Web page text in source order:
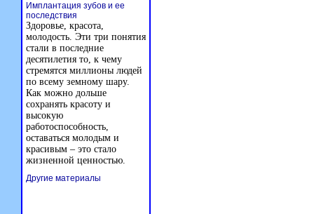
Имплантация зубов и ее
последствия
Здоровье, красота,
молодость. Эти три понятия
стали в последние
десятилетия то, к чему
стремятся миллионы людей
по всему земному шару.
Как можно дольше
сохранять красоту и
высокую
работоспособность,
оставаться молодым и
красивым – это стало
жизненной ценностью.
Другие материалы